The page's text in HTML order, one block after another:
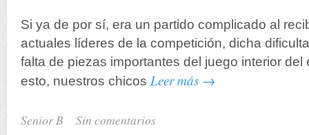
Si ya de por sí, era un partido complicado al
actuales líderes de la competición, dicha
falta de piezas importantes del juego interior
esto, nuestros chicos Leer más →
Senior B Sin comentarios